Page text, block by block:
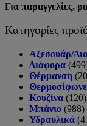
Για παραγγελίες,
Κατηγορίες
Αξεσουάρ/
Διάφορα
Θέρμανση
Κουζίνα (120)
Μπάνιο (988)
Υδραυλικά